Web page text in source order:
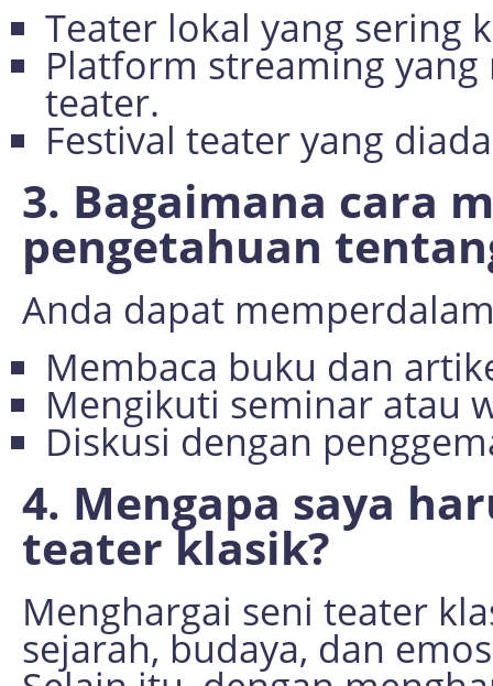
Teater lokal yang sering
Platform streaming
teater.
Festival teater yang
3. Bagaimana cara
pengetahuan
Anda dapat
Membaca buku dan
Mengikuti seminar atau
Diskusi dengan
4. Mengapa saya
teater klasik?
Menghargai seni teater
sejarah, budaya, dan